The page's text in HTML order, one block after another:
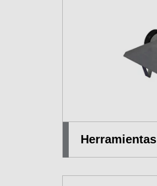
Herramientas